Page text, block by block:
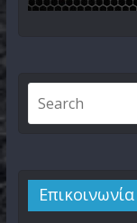
Επικοινωνία